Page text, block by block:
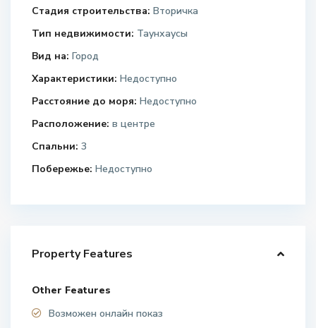
Стадия строительства: Вторичка
Тип недвижимости: Таунхаусы
Вид на: Город
Характеристики: Недоступно
Расстояние до моря: Недоступно
Расположение: в центре
Спальни: 3
Побережье: Недоступно
Property Features
Other Features
Возможен онлайн показ